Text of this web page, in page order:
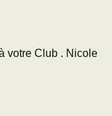
votre Club . Nicole